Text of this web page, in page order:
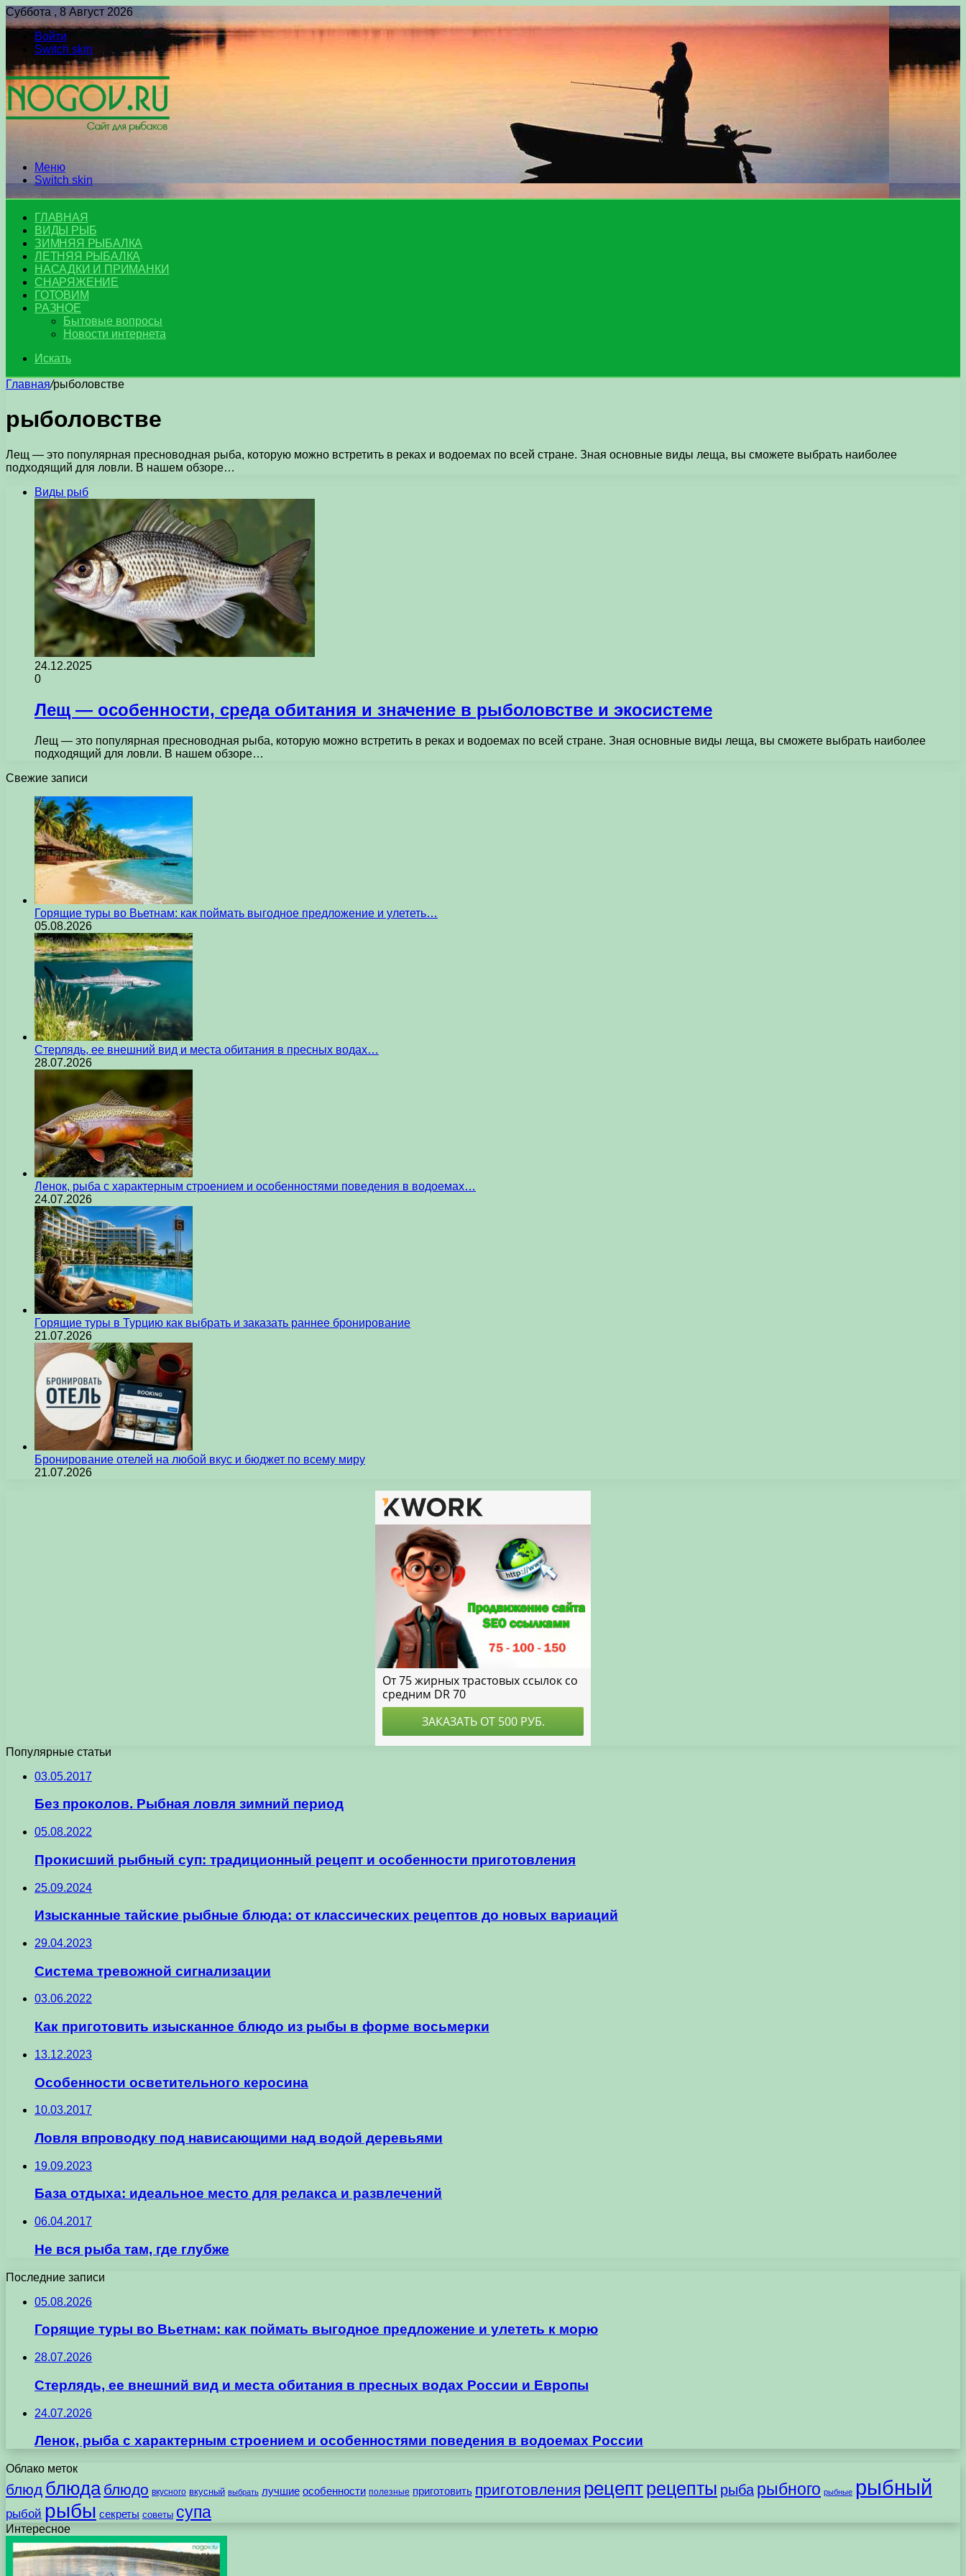
Суббота , 8 Август 2026
Войти
Switch skin
Меню
Switch skin
ГЛАВНАЯ
ВИДЫ РЫБ
ЗИМНЯЯ РЫБАЛКА
ЛЕТНЯЯ РЫБАЛКА
НАСАДКИ И ПРИМАНКИ
СНАРЯЖЕНИЕ
ГОТОВИМ
РАЗНОЕ
Бытовые вопросы
Новости интернета
Искать
Главная/рыболовстве
рыболовстве
Лещ — это популярная пресноводная рыба, которую можно встретить в реках и водоемах по всей стране. Зная основные виды леща, вы сможете выбрать наиболее
подходящий для ловли. В нашем обзоре…
Виды рыб
24.12.2025
0
Лещ — особенности, среда обитания и значение в рыболовстве и экосистеме
Лещ — это популярная пресноводная рыба, которую можно встретить в реках и водоемах по всей стране. Зная основные виды леща, вы сможете выбрать наиболее
подходящий для ловли. В нашем обзоре…
Свежие записи
Горящие туры во Вьетнам: как поймать выгодное предложение и улететь…
05.08.2026
Стерлядь, ее внешний вид и места обитания в пресных водах…
28.07.2026
Ленок, рыба с характерным строением и особенностями поведения в водоемах…
24.07.2026
Горящие туры в Турцию как выбрать и заказать раннее бронирование
21.07.2026
Бронирование отелей на любой вкус и бюджет по всему миру
21.07.2026
Популярные статьи
03.05.2017
Без проколов. Рыбная ловля зимний период
05.08.2022
Прокисший рыбный суп: традиционный рецепт и особенности приготовления
25.09.2024
Изысканные тайские рыбные блюда: от классических рецептов до новых вариаций
29.04.2023
Система тревожной сигнализации
03.06.2022
Как приготовить изысканное блюдо из рыбы в форме восьмерки
13.12.2023
Особенности осветительного керосина
10.03.2017
Ловля впроводку под нависающими над водой деревьями
19.09.2023
База отдыха: идеальное место для релакса и развлечений
06.04.2017
Не вся рыба там, где глубже
Последние записи
05.08.2026
Горящие туры во Вьетнам: как поймать выгодное предложение и улететь к морю
28.07.2026
Стерлядь, ее внешний вид и места обитания в пресных водах России и Европы
24.07.2026
Ленок, рыба с характерным строением и особенностями поведения в водоемах России
Облако меток
блюд блюда блюдо вкусного вкусный выбрать лучшие особенности полезные приготовить приготовления рецептрецепты рыба рыбного рыбные рыбный
рыбой рыбы секреты советы супа
Интересное